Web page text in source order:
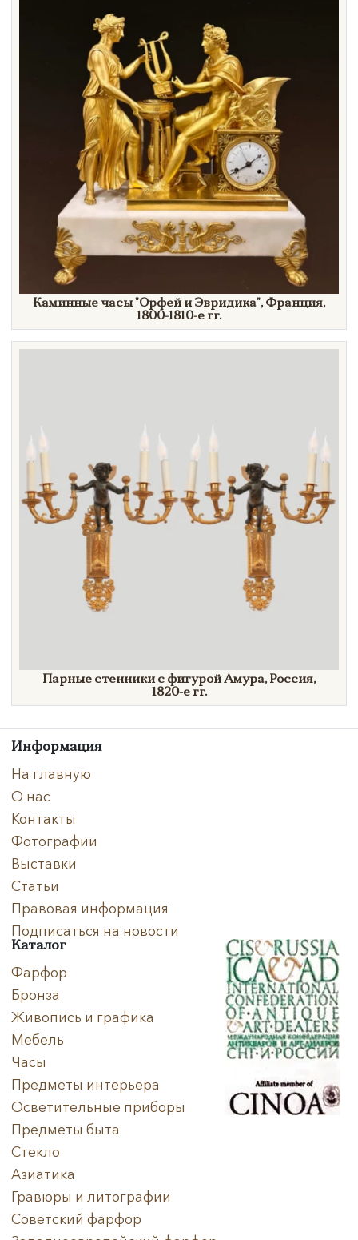
Каминные часы"ОрфейиЭвридика", Франция,
1800-1810-е гг.
Парные стенники с фигурой Амура, Россия,
1820-е гг.
Информация
На главную
О нас
Контакты
Фотографии
Выставки
Статьи
Правовая информация
Подписаться на новости
Каталог
Фарфор
Бронза
Живопись и графика
Мебель
Часы
Предметы интерьера
Осветительные приборы
Предметы быта
Стекло
Азиатика
Гравюры и литографии
Советский фарфор